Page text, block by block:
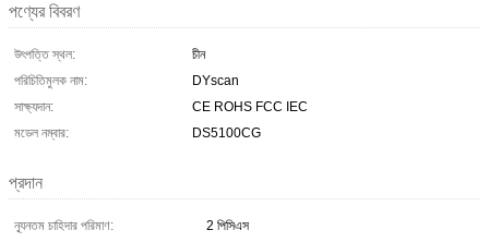
পণ্যের বিবরণ
উৎপত্তি স্থল:
চীন
পরিচিতিমুলক নাম:
DYscan
সাক্ষ্যদান:
CE ROHS FCC IEC
মডেল নম্বার:
DS5100CG
প্রদান
ন্যূনতম চাহিদার পরিমাণ:
2 পিসিএস